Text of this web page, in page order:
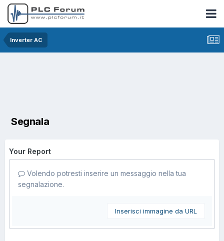
Inverter AC
Segnala
Your Report
Volendo potresti inserire un messaggio nella tua
segnalazione.
Inserisci immagine da URL